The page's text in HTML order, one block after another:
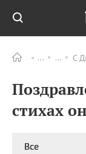
С
стихах
Все